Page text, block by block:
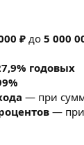
₽ до 5 000
годовых
— при
— при